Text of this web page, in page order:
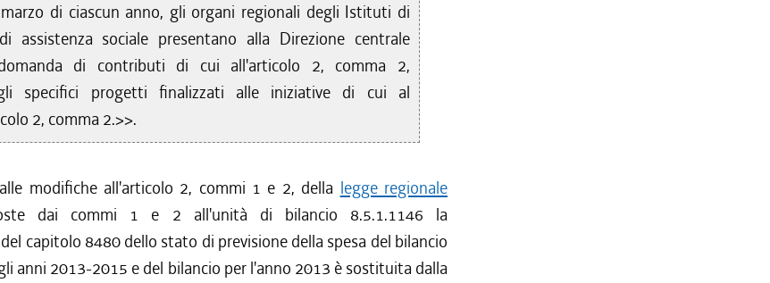
di ciascun anno, gli organi regionali degli Istituti di
assistenza sociale presentano alla Direzione centrale
di contributi di cui all'articolo 2, comma 2,
specifici progetti finalizzati alle iniziative di cui al
2, comma 2.>>.
modifiche all'articolo 2, commi 1 e 2, della legge regionale
dai commi 1 e 2 all'unità di bilancio 8.5.1.1146 la
capitolo 8480 dello stato di previsione della spesa del bilancio
anni 2013-2015 e del bilancio per l'anno 2013 è sostituita dalla